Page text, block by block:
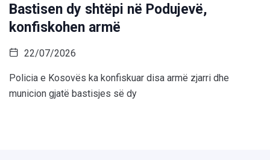
Bastisen dy shtëpi në Podujevë,
konfiskohen armë
22/07/2026
Policia e Kosovës ka konfiskuar disa armë zjarri dhe
municion gjatë bastisjes së dy